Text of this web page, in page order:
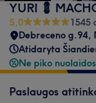
YURI 💈
5,0
1545
Debreceno g.94,
Atidaryta
Ne piko nuolaidos
Paslaugos